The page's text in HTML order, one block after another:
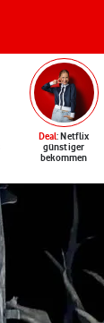
Deal: Netflix
günstiger
bekommen